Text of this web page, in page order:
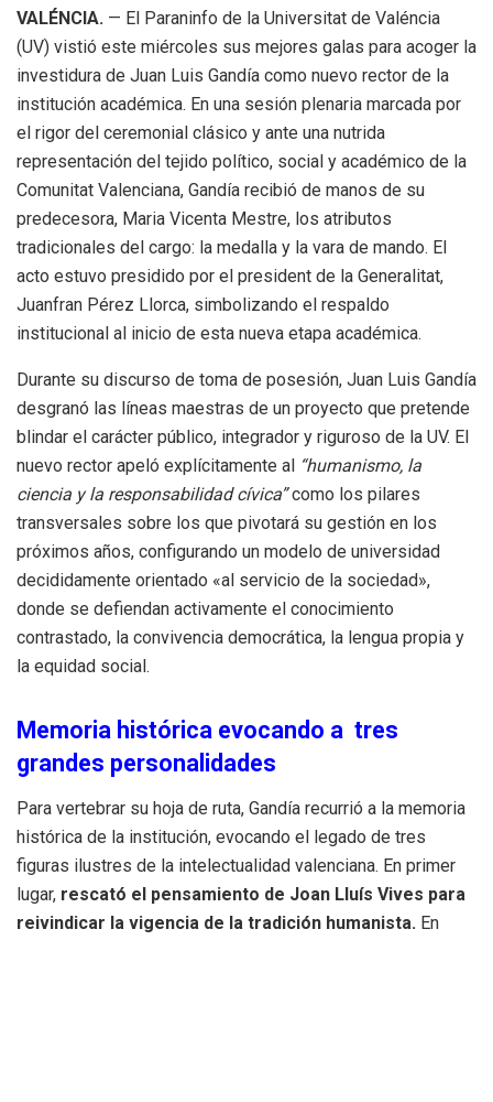
VALÉNCIA. — El Paraninfo de la Universitat de Valéncia
(UV) vistió este miércoles sus mejores galas para acoger la
investidura de Juan Luis Gandía como nuevo rector de la
institución académica. En una sesión plenaria marcada por
el rigor del ceremonial clásico y ante una nutrida
representación del tejido político, social y académico de la
Comunitat Valenciana, Gandía recibió de manos de su
predecesora, Maria Vicenta Mestre, los atributos
tradicionales del cargo: la medalla y la vara de mando. El
acto estuvo presidido por el president de la Generalitat,
Juanfran Pérez Llorca, simbolizando el respaldo
institucional al inicio de esta nueva etapa académica.
Durante su discurso de toma de posesión, Juan Luis Gandía
desgranó las líneas maestras de un proyecto que pretende
blindar el carácter público, integrador y riguroso de la UV. El
nuevo rector apeló explícitamente al “humanismo, la
ciencia y la responsabilidad cívica”como los pilares
transversales sobre los que pivotará su gestión en los
próximos años, configurando un modelo de universidad
decididamente orientado «al servicio de la sociedad»,
donde se defiendan activamente el conocimiento
contrastado, la convivencia democrática, la lengua propia y
la equidad social.
Memoria histórica evocando a tres
grandes personalidades
Para vertebrar su hoja de ruta, Gandía recurrió a la memoria
histórica de la institución, evocando el legado de tres
figuras ilustres de la intelectualidad valenciana. En primer
lugar, rescató el pensamiento de Joan Lluís Vives para
reivindicar la vigencia de la tradición humanista. En